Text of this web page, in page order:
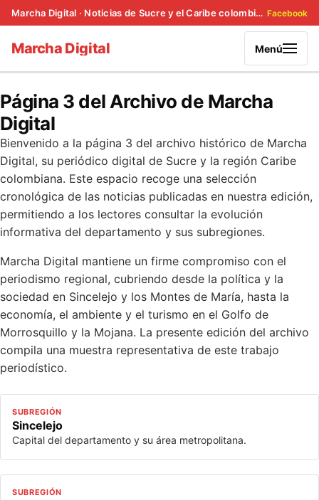
Marcha Digital · Noticias de Sucre y el Caribe colombiano Facebook
Marcha Digital Menú
Página 3 del Archivo de Marcha
Digital
Bienvenido a la página 3 del archivo histórico de Marcha
Digital, su periódico digital de Sucre y la región Caribe
colombiana. Este espacio recoge una selección
cronológica de las noticias publicadas en nuestra edición,
permitiendo a los lectores consultar la evolución
informativa del departamento y sus subregiones.
Marcha Digital mantiene un firme compromiso con el
periodismo regional, cubriendo desde la política y la
sociedad en Sincelejo y los Montes de María, hasta la
economía, el ambiente y el turismo en el Golfo de
Morrosquillo y la Mojana. La presente edición del archivo
compila una muestra representativa de este trabajo
periodístico.
SUBREGIÓN
Sincelejo
Capital del departamento y su área metropolitana.
SUBREGIÓN